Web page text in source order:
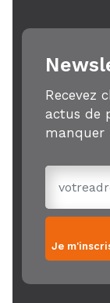
Recevez
actus de
manquer
Je